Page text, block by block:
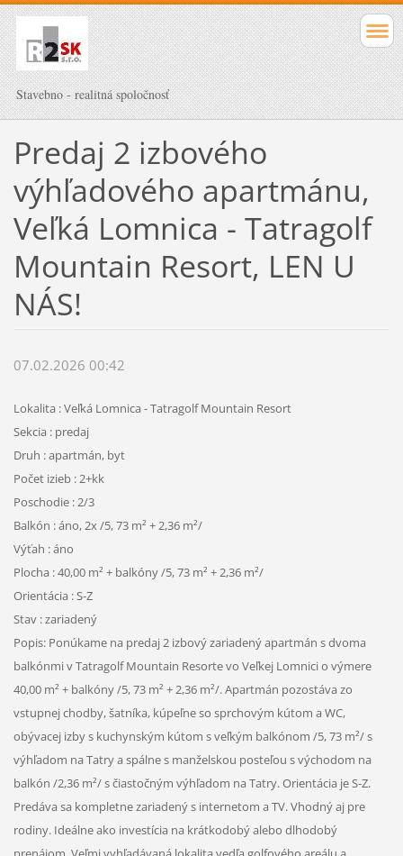
Stavebno - realitná spoločnosť
Predaj 2 izbového
výhľadového apartmánu,
Veľká Lomnica - Tatragolf
Mountain Resort, LEN U
NÁS!
07.02.2026 00:42
Lokalita : Veľká Lomnica - Tatragolf Mountain Resort
Sekcia : predaj
Druh : apartmán, byt
Počet izieb : 2+kk
Poschodie : 2/3
Balkón : áno, 2x /5, 73 m² + 2,36 m²/
Výťah : áno
Plocha : 40,00 m² + balkóny /5, 73 m² + 2,36 m²/
Orientácia : S-Z
Stav : zariadený
Popis: Ponúkame na predaj 2 izbový zariadený apartmán s dvoma
balkónmi v Tatragolf Mountain Resorte vo Veľkej Lomnici o výmere
40,00 m² + balkóny /5, 73 m² + 2,36 m²/. Apartmán pozostáva zo
vstupnej chodby, šatníka, kúpeľne so sprchovým kútom a WC,
obývacej izby s kuchynským kútom s veľkým balkónom /5, 73 m²/ s
výhľadom na Tatry a spálne s manželskou posteľou s východom na
balkón /2,36 m²/ s čiastočným výhľadom na Tatry. Orientácia je S-Z.
Predáva sa kompletne zariadený s internetom a TV. Vhodný aj pre
rodiny. Ideálne ako investícia na krátkodobý alebo dlhodobý